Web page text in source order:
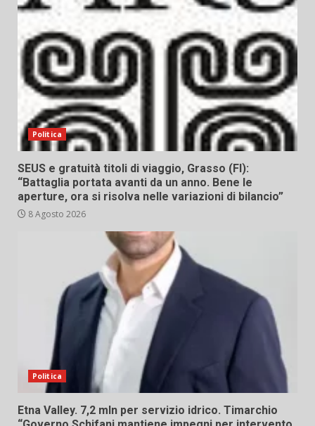
Politica
SEUS e gratuità titoli di viaggio, Grasso (FI):
“Battaglia portata avanti da un anno. Bene le
aperture, ora si risolva nelle variazioni di bilancio”
8 Agosto 2026
Politica
Etna Valley. 7,2 mln per servizio idrico. Timarchio